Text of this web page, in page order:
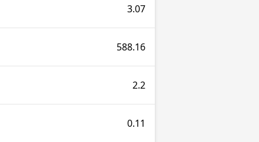
3.07
588.16
2.2
0.11